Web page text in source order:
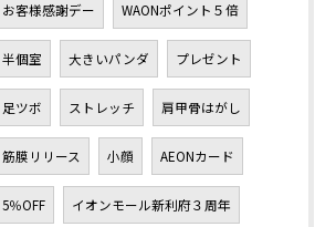
お客様感謝デー WAONポイント５倍
半個室 大きいパンダ プレゼント
足ツボ ストレッチ 肩甲骨はがし
筋膜リリース 小顔 AEONカード
5％OFF イオンモール新利府３周年